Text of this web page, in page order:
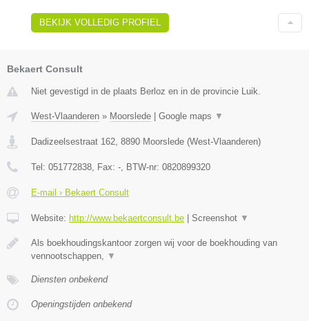
BEKIJK VOLLEDIG PROFIEL
Bekaert Consult
Niet gevestigd in de plaats Berloz en in de provincie Luik.
West-Vlaanderen » Moorslede | Google maps ▼
Dadizeelsestraat 162 8890 Moorslede (West-Vlaanderen)
Tel: 051772838 , Fax: - , BTW-nr: 0820899320
E-mail › Bekaert Consult
Website: http://www.bekaertconsult.be | Screenshot ▼
Als boekhoudingskantoor zorgen wij voor de boekhouding van
vennootschappen,
▼
Diensten onbekend
Openingstijden onbekend